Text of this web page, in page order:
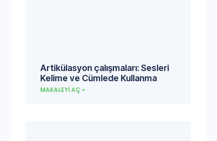
Artikülasyon çalışmaları: Sesleri
Kelime ve Cümlede Kullanma
MAKALEYI AÇ »